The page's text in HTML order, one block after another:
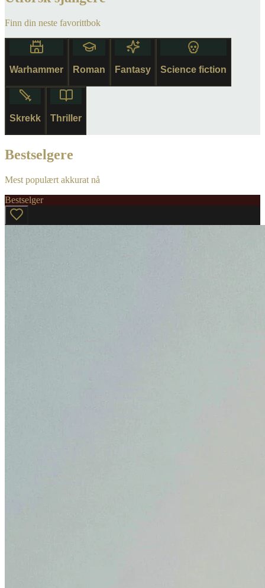
Finn din neste favorittbok
Warhammer Roman Fantasy Science fiction
Skrekk Thriller
Bestselgere
Mest populært akkurat nå
Bestselger